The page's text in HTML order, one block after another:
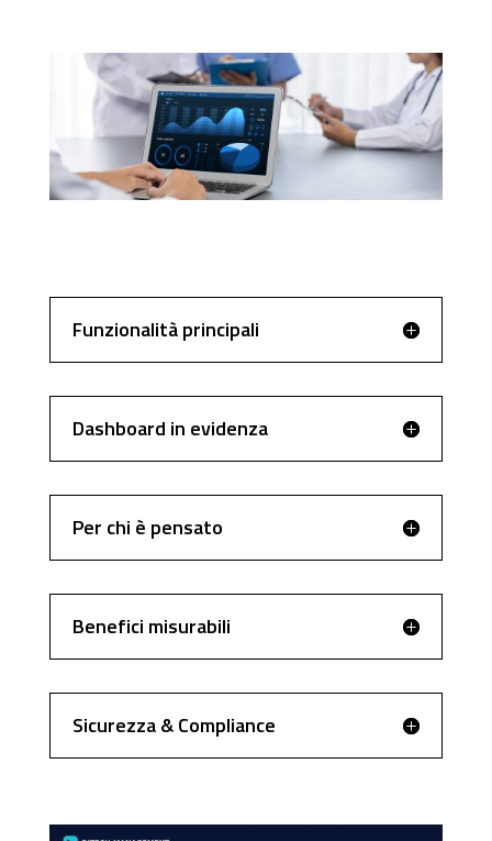
Funzionalità principali
Dashboard in evidenza
Per chi è pensato
Benefici misurabili
Sicurezza & Compliance